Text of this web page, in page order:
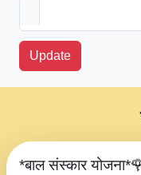
Update
*बाल संस्कार